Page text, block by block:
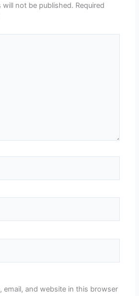
will not be published. Required
email, and website in this browser